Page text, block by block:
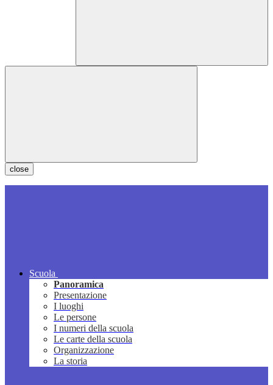
close
Scuola
Panoramica
Presentazione
I luoghi
Le persone
I numeri della scuola
Le carte della scuola
Organizzazione
La storia